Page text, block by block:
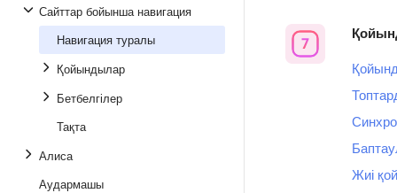
Сайттар бойынша навигация
Навигация туралы
Қойындылар
Бетбелгілер
Тақта
Алиса
Аудармашы
Жиі